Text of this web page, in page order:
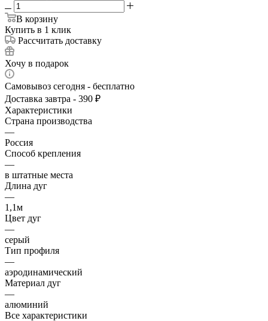
В корзину
Купить в 1 клик
Рассчитать доставку
Хочу в подарок
Самовывоз сегодня - бесплатно
Доставка завтра - 390 ₽
Характеристики
Страна производства
—
Россия
Способ крепления
—
в штатные места
Длина дуг
—
1,1м
Цвет дуг
—
серый
Тип профиля
—
аэродинамический
Материал дуг
—
алюминий
Все характеристики